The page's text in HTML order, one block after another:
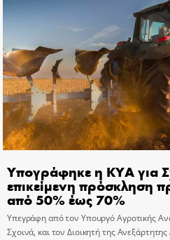
Υπογράφηκε η ΚΥΑ για
επικείμενη πρόσκληση
από 50% έως 70%
Υπεγράφη από τον Υπουργό Αγροτικής
Σχοινά, και τον Διοικητή της